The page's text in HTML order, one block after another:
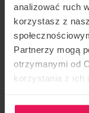
analizować ruch
korzystasz z
Partnerzy mogą
otrzymanymi od
korzystania z ich
2016
Freestyle
2015 Золота
Ravens,